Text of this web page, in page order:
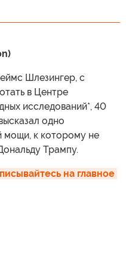
Шлезингер, с
в Центре
исследований*, 40
одно
мощи, к которому не
Трампу.
на главное